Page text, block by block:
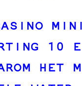
ut
//
//
G|//
ET
=|V FOE€RD
¥%
-K8O₿/
10
HET